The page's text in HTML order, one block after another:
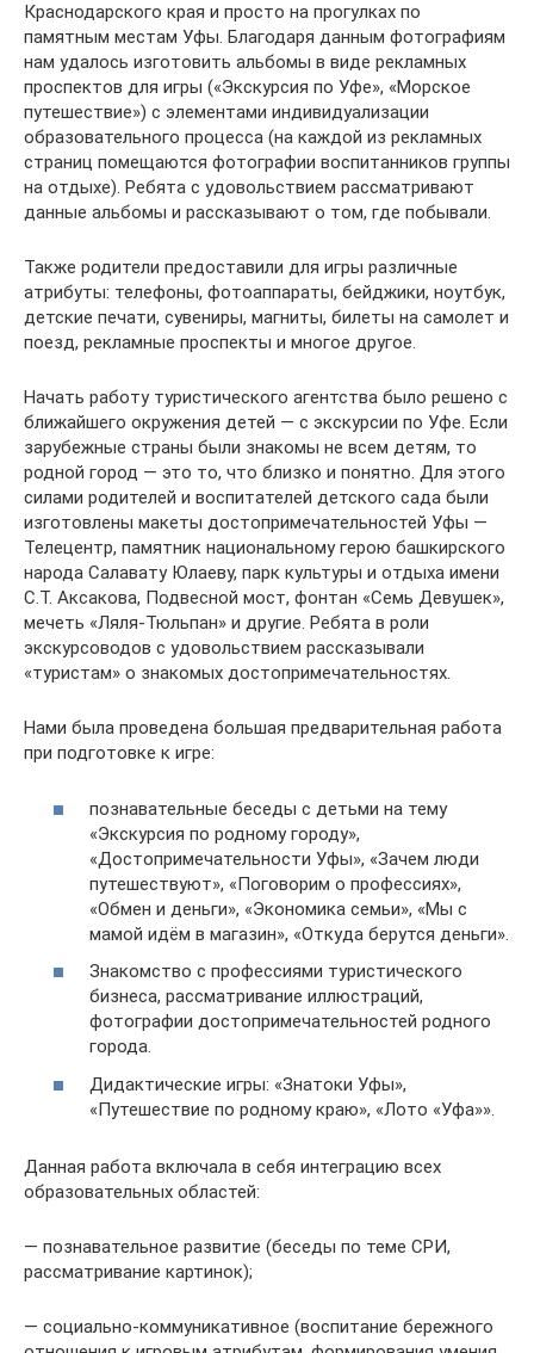
Краснодарского края и просто на прогулках по
памятным местам Уфы. Благодаря данным фотографиям
нам удалось изготовить альбомы в виде рекламных
проспектов для игры («Экскурсия по Уфе», «Морское
путешествие») с элементами индивидуализации
образовательного процесса (на каждой из рекламных
страниц помещаются фотографии воспитанников группы
на отдыхе). Ребята с удовольствием рассматривают
данные альбомы и рассказывают о том, где побывали.
Также родители предоставили для игры различные
атрибуты: телефоны, фотоаппараты, бейджики, ноутбук,
детские печати, сувениры, магниты, билеты на самолет и
поезд, рекламные проспекты и многое другое.
Начать работу туристического агентства было решено с
ближайшего окружения детей — с экскурсии по Уфе. Если
зарубежные страны были знакомы не всем детям, то
родной город — это то, что близко и понятно. Для этого
силами родителей и воспитателей детского сада были
изготовлены макеты достопримечательностей Уфы —
Телецентр, памятник национальному герою башкирского
народа Салавату Юлаеву, парк культуры и отдыха имени
С.Т. Аксакова, Подвесной мост, фонтан «Семь Девушек»,
мечеть «Ляля-Тюльпан» и другие. Ребята в роли
экскурсоводов с удовольствием рассказывали
«туристам» о знакомых достопримечательностях.
Нами была проведена большая предварительная работа
при подготовке к игре:
познавательные беседы с детьми на тему
«Экскурсия по родному городу»,
«Достопримечательности Уфы», «Зачем люди
путешествуют», «Поговорим о профессиях»,
«Обмен и деньги», «Экономика семьи», «Мы с
мамой идём в магазин», «Откуда берутся деньги».
Знакомство с профессиями туристического
бизнеса, рассматривание иллюстраций,
фотографии достопримечательностей родного
города.
Дидактические игры: «Знатоки Уфы»,
«Путешествие по родному краю», «Лото «Уфа»».
Данная работа включала в себя интеграцию всех
образовательных областей:
— познавательное развитие (беседы по теме СРИ,
рассматривание картинок);
— социально-коммуникативное (воспитание бережного